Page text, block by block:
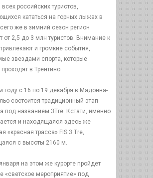
российских туристов,
кататься на горных лыжах в
же в зимний сезон регион
от 2,5 до 3 млн туристов. Внимание к
и громкие события,
звездами спорта, которые
в Трентино.
году с 16 по 19 декабря в Мадонна-
состоится традиционный этап
под названием 3Tre. Кстати, именно
и находящаяся здесь же
«красная трасса» FIS 3 Tre,
с высоты 2160 м.
на этом же курорте пройдет
«светское мероприятие» под